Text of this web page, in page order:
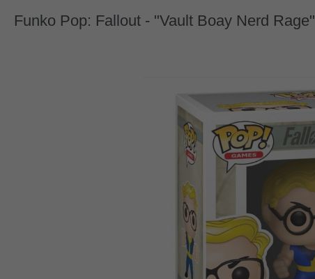
Funko Pop: Fallout - "Vault Boay Nerd Rage"